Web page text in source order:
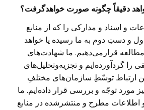
دقیقاً چگونه صورت‌ خواهدگرفت؟
و اسناد و مدارکی را که از منابع
و دستِ‌ دوم به ما رسیده یا خواهد
قرارمی‌دهیم. ما شهادت‌های
را گردآورده‌ایم و تجزیه‌وتحلیل‌های
ارتباط توسّطِ سازمان‌های مختلفِ
مورد توجّه و بررسی قرار داده‌ایم. ما
و اطلاعات مطرح و منتشرشده در منابع